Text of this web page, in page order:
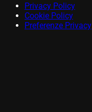
Privacy Policy
Cookie Policy
Preferenze Privacy